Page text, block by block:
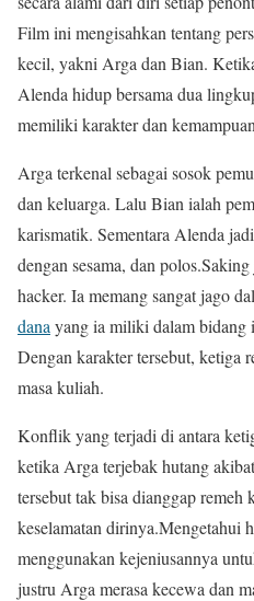
Film ini mengisahkan tentang
kecil, yakni Arga dan Bian.
Alenda hidup bersama dua
memiliki karakter dan
Arga terkenal sebagai sosok
dan keluarga. Lalu Bian ialah
karismatik. Sementara Alenda
dengan sesama, dan
hacker. Ia memang sangat jago
dana yang ia miliki dalam bidang
Dengan karakter tersebut, ketiga
masa kuliah.
Konflik yang terjadi di antara
ketika Arga terjebak hutang
tersebut tak bisa dianggap remeh
keselamatan dirinya.Mengetahui
menggunakan kejeniusannya
justru Arga merasa kecewa dan